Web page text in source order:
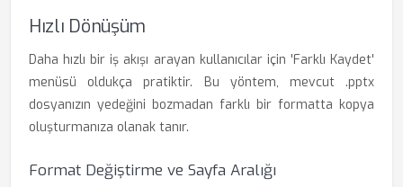
Hızlı Dönüşüm
Daha hızlı bir iş akışı arayan kullanıcılar için 'Farklı Kaydet'
menüsü oldukça pratiktir. Bu yöntem, mevcut .pptx
dosyanızın yedeğini bozmadan farklı bir formatta kopya
oluşturmanıza olanak tanır.
Format Değiştirme ve Sayfa Aralığı